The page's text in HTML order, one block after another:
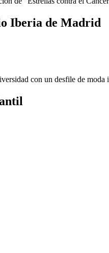
Iberia de Madrid